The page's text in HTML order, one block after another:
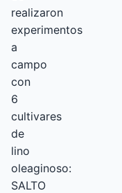
realizaron
experimentos
a
campo
con
6
cultivares
de
lino
oleaginoso:
SALTO